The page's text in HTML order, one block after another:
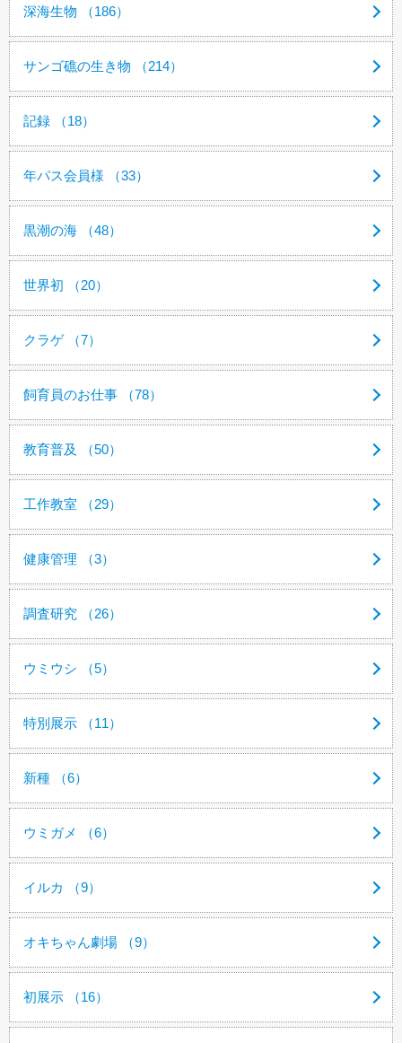
深海生物 （186）
サンゴ礁の生き物 （214）
記録 （18）
年パス会員様 （33）
黒潮の海 （48）
世界初 （20）
クラゲ （7）
飼育員のお仕事 （78）
教育普及 （50）
工作教室 （29）
健康管理 （3）
調査研究 （26）
ウミウシ （5）
特別展示 （11）
新種 （6）
ウミガメ （6）
イルカ （9）
オキちゃん劇場 （9）
初展示 （16）